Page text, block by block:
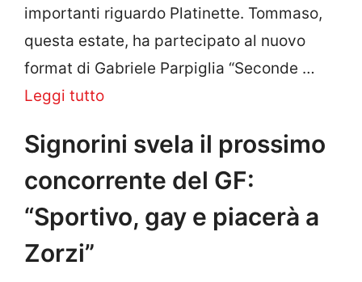
importanti riguardo Platinette. Tommaso,
questa estate, ha partecipato al nuovo
format di Gabriele Parpiglia “Seconde …
Leggi tutto
Signorini svela il prossimo
concorrente del GF:
“Sportivo, gay e piacerà a
Zorzi”